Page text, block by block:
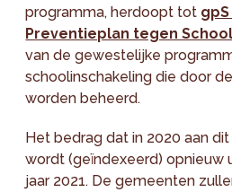
programma, herdoopt tot
Preventieplan tegen
van de gewestelijke
schoolinschakeling die door
worden beheerd.
Het bedrag dat in 2020 aan
wordt (geïndexeerd) opnieuw
jaar 2021. De gemeenten